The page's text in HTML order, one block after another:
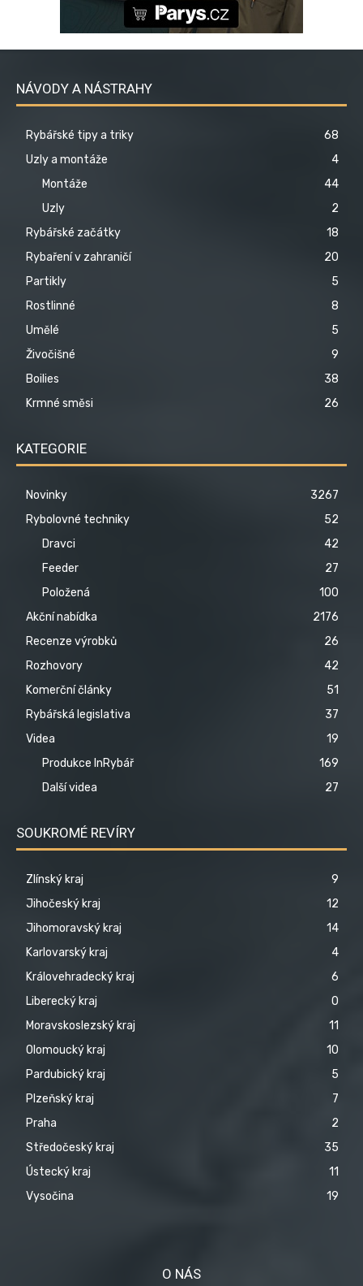
NÁVODY A NÁSTRAHY
Rybářské tipy a triky
68
Uzly a montáže
4
Montáže
44
Uzly
2
Rybářské začátky
18
Rybaření v zahraničí
20
Partikly
5
Rostlinné
8
Umělé
5
Živočišné
9
Boilies
38
Krmné směsi
26
KATEGORIE
Novinky
3267
Rybolovné techniky
52
Dravci
42
Feeder
27
Položená
100
Akční nabídka
2176
Recenze výrobků
26
Rozhovory
42
Komerční články
51
Rybářská legislativa
37
Videa
19
Produkce InRybář
169
Další videa
27
SOUKROMÉ REVÍRY
Zlínský kraj
9
Jihočeský kraj
12
Jihomoravský kraj
14
Karlovarský kraj
4
Královehradecký kraj
6
Liberecký kraj
0
Moravskoslezský kraj
11
Olomoucký kraj
10
Pardubický kraj
5
Plzeňský kraj
7
Praha
2
Středočeský kraj
35
Ústecký kraj
11
Vysočina
19
O NÁS